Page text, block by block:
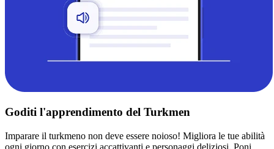
Goditi l'apprendimento del Turkmen
Imparare il turkmeno non deve essere noioso! Migliora le tue abilità